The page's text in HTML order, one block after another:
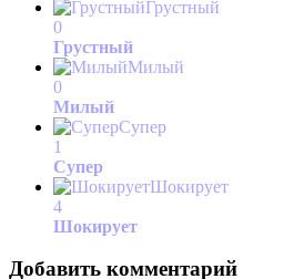
Грустный
0
Грустный
Милый
0
Милый
Супер
1
Супер
Шокирует
4
Шокирует
Добавить комментарий